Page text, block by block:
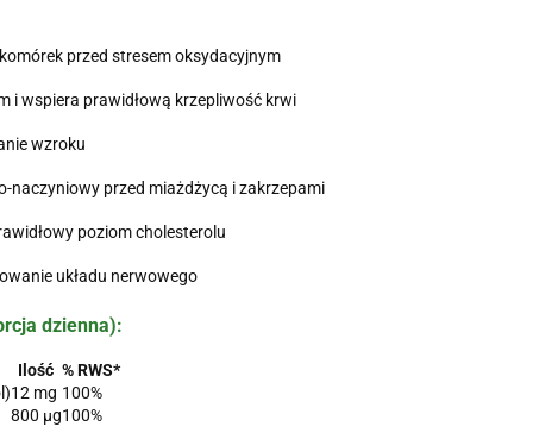
przed stresem oksydacyjnym
i wspiera prawidłową krzepliwość krwi
wzroku
naczyniowy przed miażdżycą i zakrzepami
poziom cholesterolu
układu nerwowego
dzienna):
Ilość % RWS*
12 mg 100%
800 µg100%